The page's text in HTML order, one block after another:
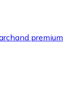
premium